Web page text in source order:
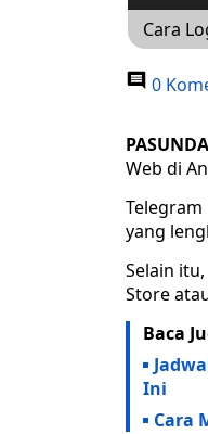
Cara
0
Web di
yang
Selain
Store
Baca
Ini
Cara